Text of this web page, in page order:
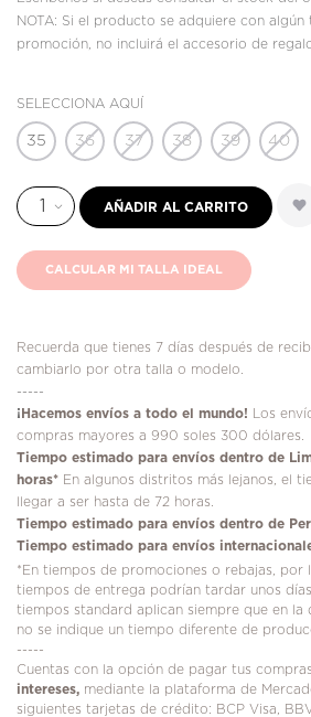
NOTA: Si el producto se adquiere con
promoción, no incluirá el accesorio de
SELECCIONA AQUÍ
35 36 37 38 39 40
AÑADIR AL CARRITO
CALCULAR MI TALLA IDEAL
Recuerda que tienes 7 días después de
cambiarlo por otra talla o modelo.
-----
¡ Hacemos envíos a todo el mundo! Los
compras mayores a 990 soles 300 dólares.
Tiempo estimado para envíos dentro de
horas* En algunos distritos más lejanos, el
llegar a ser hasta de 72 horas.
Tiempo estimado para envíos dentro de
Tiempo estimado para envíos
*En tiempos de promociones o rebajas, por
tiempos de entrega podrían tardar unos
tiempos standard aplican siempre que en
no se indique un tiempo diferente de
-----
Cuentas con la opción de pagar tus
intereses, mediante la plataforma de
siguientes tarjetas de crédito: BCP Visa,